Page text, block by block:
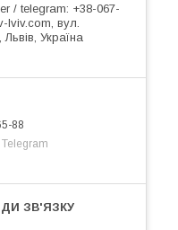
/ telegram: +38-067-
lviv.com, вул.
Україна
88
Telegram